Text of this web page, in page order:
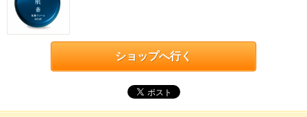
ショップへ行く